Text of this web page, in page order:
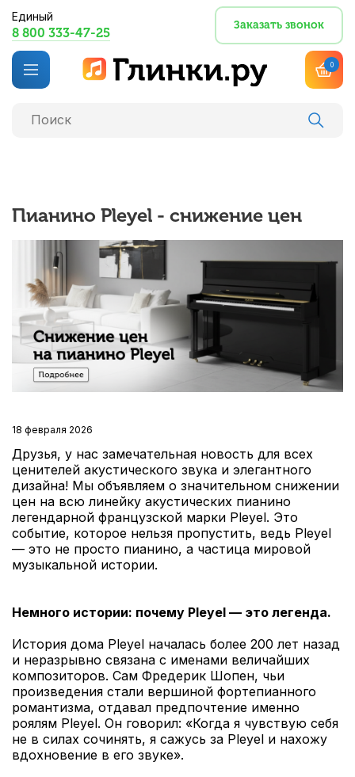
Единый
8 800 333-47-25
Заказать звонок
0
Пианино Pleyel - снижение цен
18 февраля 2026
Друзья, у нас замечательная новость для всех
ценителей акустического звука и элегантного
дизайна! Мы объявляем о значительном снижении
цен на всю линейку акустических пианино
легендарной французской марки Pleyel. Это
событие, которое нельзя пропустить, ведь Pleyel
— это не просто пианино, а частица мировой
музыкальной истории.
Немного истории: почему Pleyel — это легенда.
История дома Pleyel началась более 200 лет назад
и неразрывно связана с именами величайших
композиторов. Сам Фредерик Шопен, чьи
произведения стали вершиной фортепианного
романтизма, отдавал предпочтение именно
роялям Pleyel. Он говорил: «Когда я чувствую себя
не в силах сочинять, я сажусь за Pleyel и нахожу
вдохновение в его звуке».